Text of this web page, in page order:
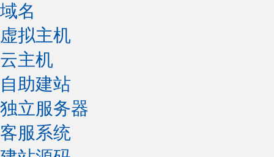
域名
虚拟主机
云主机
自助建站
独立服务器
客服系统